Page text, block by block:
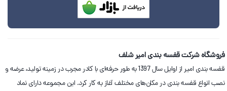
فروشگاه شرکت قفسه بندی امیر شلف
قفسه بندی امیر از اوایل سال 1397 به طور حرفه‌ای با کادر مجرب در زمینه تولید، عرضه و
نصب انواع قفسه بندی در مکان‌های مختلف آغاز به کار کرد. این مجموعه دارای نماد